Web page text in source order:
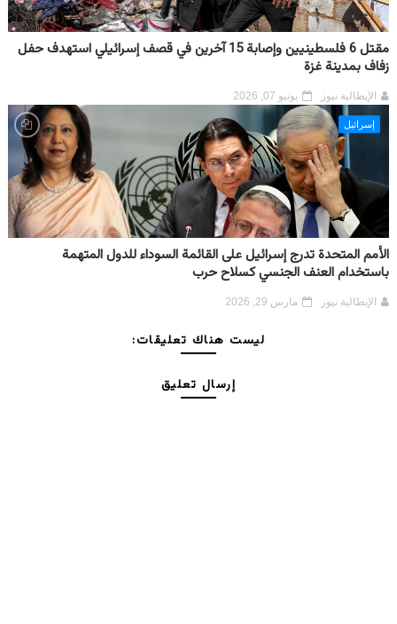
مقتل 6 فلسطينيين وإصابة 15 آخرين في قصف إسرائيلي استهدف حفل
زفاف بمدينة غزة
الإيطالية نيوز يونيو 07, 2026
إسرائيل
الأمم المتحدة تدرج إسرائيل على القائمة السوداء للدول المتهمة
باستخدام العنف الجنسي كسلاح حرب
الإيطالية نيوز مارس 29, 2026
ليست هناك تعليقات:
إرسال تعليق